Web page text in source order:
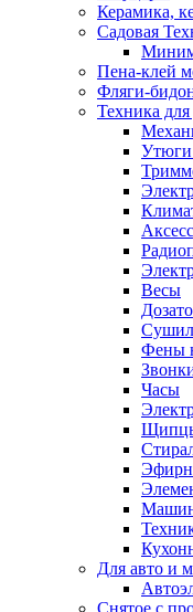
Керамика,
Садовая
Пена-клей
Фляги-
Техника
Утюги
Весы
Фены
Часы
Для авто и
Снятое с